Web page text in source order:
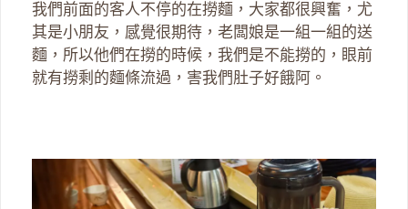
我們前面的客人不停的在撈麵，大家都很興奮，尤
其是小朋友，感覺很期待，老闆娘是一組一組的送
麵，所以他們在撈的時候，我們是不能撈的，眼前
就有撈剩的麵條流過，害我們肚子好餓阿。